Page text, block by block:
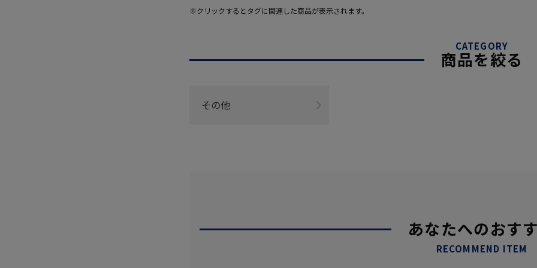
※クリックするとタグに関連した商品が表示されます。
CATEGORY
商品を絞る
その他
あなたへのおす
RECOMMEND ITEM